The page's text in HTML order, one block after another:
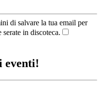
di salvare la tua email per
in discoteca.
eventi!